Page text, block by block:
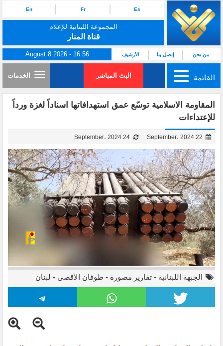
Es
Fr
En
المجموعة اللبنانية للإعلام
قناة المنار
من نحن إتصل بنا الأرشيف August 8 2026 - 16:56
القائمة البث المباشر الخدمات
المقاومة الاسلامية توسّع عمق استهدافاتها اسناداً لغزة ورداً
للإعتداءات
22 September، 2024 24 September، 2024
الجبهة اللبنانية- تقارير مصورة- طوفان الأقصى - لبنان